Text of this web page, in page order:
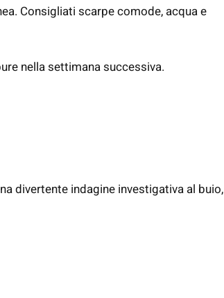
Consigliati scarpe comode, acqua e
nella settimana successiva.
divertente indagine investigativa al buio,